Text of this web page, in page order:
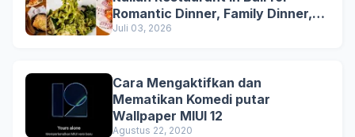
Romantic Dinner, Family Dinner,
and Business Lunch
Juli 03, 2026
Cara Mengaktifkan dan
Mematikan Komedi putar
Wallpaper MIUI 12
Agustus 22, 2020